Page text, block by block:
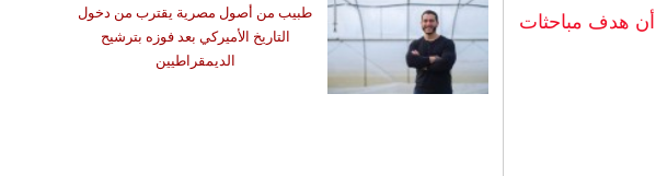
أن هدف مباحثات
طبيب من أصول مصرية يقترب من دخول
التاريخ الأميركي بعد فوزه بترشيح
الديمقراطيين